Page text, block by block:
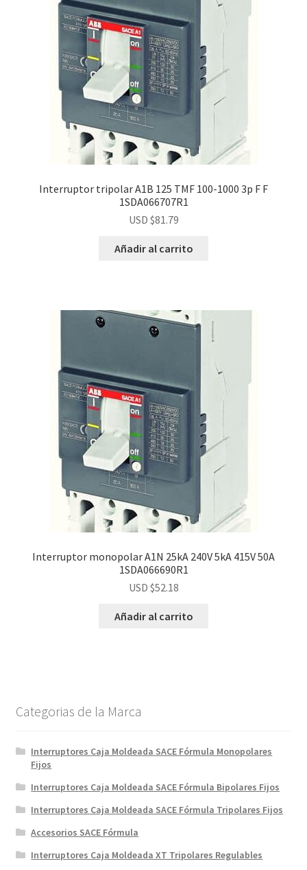
Interruptor tripolar A1B 125 TMF 100-1000 3p F F
1SDA066707R1
USD $81.79
Añadir al carrito
Interruptor monopolar A1N 25kA 240V 5kA 415V 50A
1SDA066690R1
USD $52.18
Añadir al carrito
Categorias de la Marca
Interruptores Caja Moldeada SACE Fórmula Monopolares
Fijos
Interruptores Caja Moldeada SACE Fórmula Bipolares Fijos
Interruptores Caja Moldeada SACE Fórmula Tripolares Fijos
Accesorios SACE Fórmula
Interruptores Caja Moldeada XT Tripolares Regulables